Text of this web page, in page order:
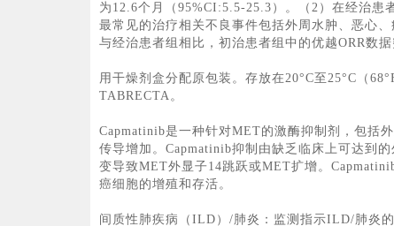
为12.6个月（95%CI:5.5-25.3）。（2）在经治患
最常见的治疗相关不良事件包括外周水肿、恶心
与经治患者组相比，初治患者组中的优越ORR数
用干燥剂盒分配原包装。存放在20°C至25°C（
TABRECTA。
Capmatinib是一种针对MET的激酶抑制剂，包括
传导增加。Capmatinib抑制由缺乏临床上可达到
变导致MET外显子14跳跃或MET扩增。
癌细胞的增殖和存活。
间质性肺疾病（ILD）/肺炎：监测指示ILD/肺炎